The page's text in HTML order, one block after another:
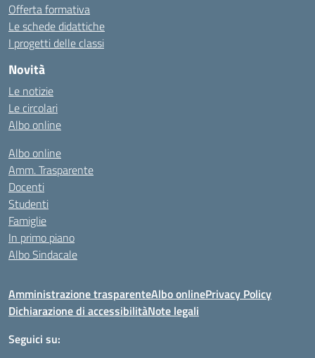
Offerta formativa
Le schede didattiche
I progetti delle classi
Novità
Le notizie
Le circolari
Albo online
Albo online
Amm. Trasparente
Docenti
Studenti
Famiglie
In primo piano
Albo Sindacale
Amministrazione trasparenteAlbo onlinePrivacy Policy
Dichiarazione di accessibilitàNote legali
Seguici su: